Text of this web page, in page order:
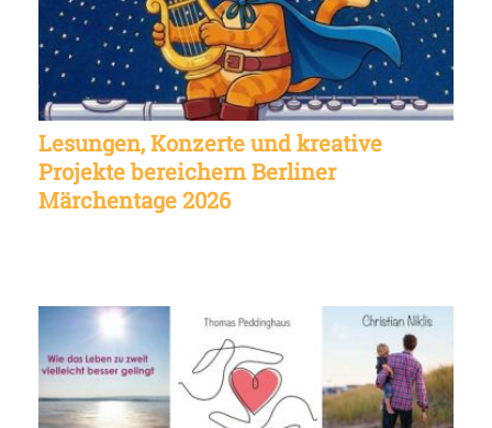
Lesungen, Konzerte und kreative
Projekte bereichern Berliner
Märchentage 2026